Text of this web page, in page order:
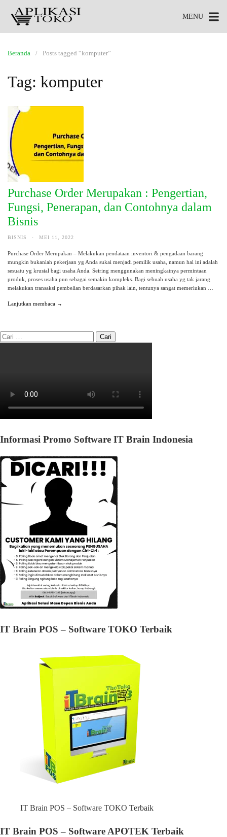
MENU
Beranda Posts tagged “komputer”
Tag: komputer
Purchase Order Merupakan : Pengertian,
Fungsi, Penerapan, dan Contohnya dalam
Bisnis
BISNIS · MEI 11, 2022
Purchase Order Merupakan – Melakukan pendataan inventori & pengadaan barang
mungkin bukanlah pekerjaan yg Anda sukai menjadi pemilik usaha, namun hal ini adalah
sesuatu yg krusial bagi usaha Anda. Seiring menggunakan meningkatnya permintaan
produk, proses usaha pun sebagai semakin kompleks. Bagi sebuah usaha yg tak jarang
melakukan transaksi pembelian berdasarkan pihak lain, tentunya sangat memerlukan …
Lanjutkan membaca →
Informasi Promo Software IT Brain Indonesia
IT Brain POS – Software TOKO Terbaik
IT Brain POS – Software TOKO Terbaik
IT Brain POS – Software APOTEK Terbaik